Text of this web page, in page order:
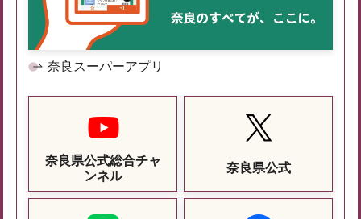
奈良スーパーアプリ
奈良県公式総合チャ
ンネル
奈良県公式